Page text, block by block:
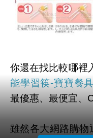
你還在找比較哪裡
能學習筷-寶寶餐
最優惠、最便宜、
雖然各大網路購物